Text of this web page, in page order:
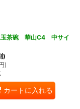
茶碗 華山C4 中サイ
)
)
カートに入れる